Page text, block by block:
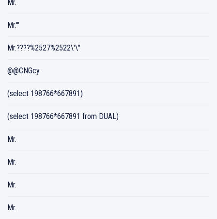
Mr.
Mr.'"
Mr.????%2527%2522\'\"
@@CNGcy
(select 198766*667891)
(select 198766*667891 from DUAL)
Mr.
Mr.
Mr.
Mr.